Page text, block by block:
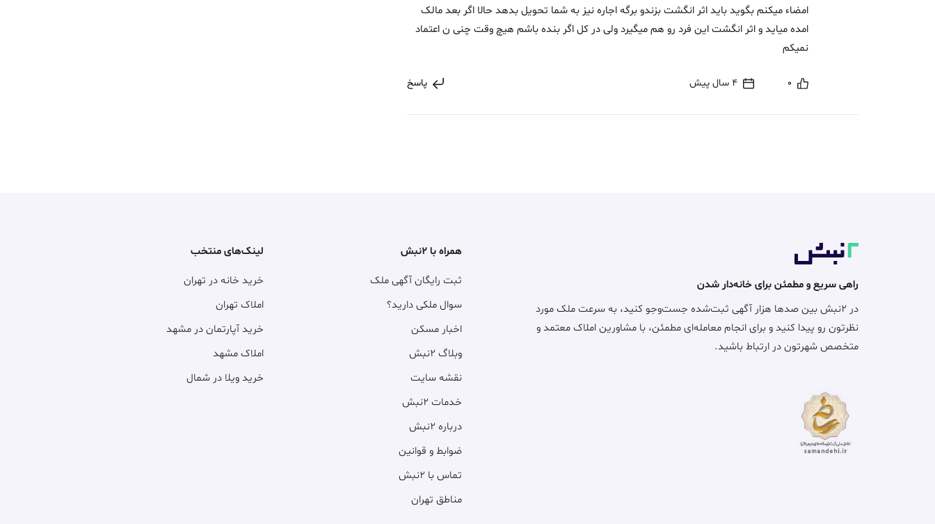
امضاء میکنم بگوید باید اثر انگشت بزندو برگه اجاره نیز به شما تحویل بدهد حالا اگر بعد مالک
امده میاید و اثر انگشت این فرد رو هم میگیرد ولی در کل اگر بنده باشم هیچ وقت چنی ن اعتماد
نمیکم
0 4 سال پیش پاسخ
راهی سریع و مطمئن برای خانه‌دار شدن
در ۲نبش بین صدها هزار آگهی ثبت‌شده جست‌وجو کنید، به سرعت ملک مورد
نظرتون رو پیدا کنید و برای انجام معامله‌ای مطمئن، با مشاورین املاک معتمد و
متخصص شهرتون در ارتباط باشید.
همراه با ۲نبش
ثبت رایگان آگهی ملک
سوال ملکی دارید؟
اخبار مسکن
وبلاگ ۲نبش
نقشه سایت
خدمات ۲نبش
درباره ۲نبش
ضوابط و قوانین
تماس با ۲نبش
مناطق تهران
لینک‌های منتخب
خرید خانه در تهران
املاک تهران
خرید آپارتمان در مشهد
املاک مشهد
خرید ویلا در شمال